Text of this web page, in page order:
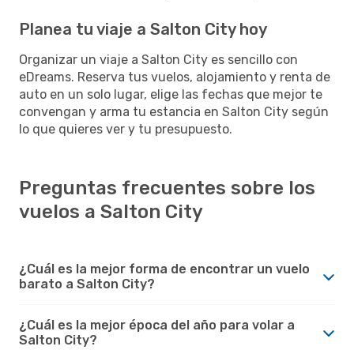
Planea tu viaje a Salton City hoy
Organizar un viaje a Salton City es sencillo con
eDreams. Reserva tus vuelos, alojamiento y renta de
auto en un solo lugar, elige las fechas que mejor te
convengan y arma tu estancia en Salton City según
lo que quieres ver y tu presupuesto.
Preguntas frecuentes sobre los
vuelos a Salton City
¿Cuál es la mejor forma de encontrar un vuelo
barato a Salton City?
¿Cuál es la mejor época del año para volar a
Salton City?